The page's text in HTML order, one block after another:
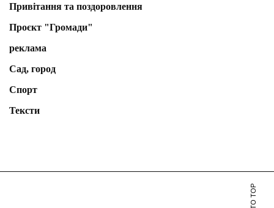
Привітання та поздоровлення
Проєкт "Громади"
реклама
Сад, город
Спорт
Тексти